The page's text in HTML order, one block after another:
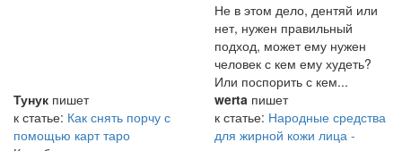
Не в этом дело, дентяй или
нет, нужен правильный
подход, может ему нужен
человек с кем ему худеть?
Или поспорить с кем...
Тунук пишет
к статье: Как снять порчу с
помощью карт таро
werta пишет
к статье: Народные средства
для жирной кожи лица -